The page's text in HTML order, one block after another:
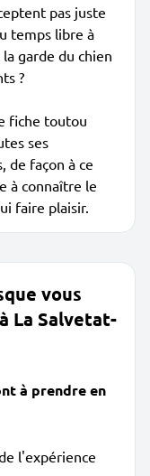
pas juste
temps libre à
garde du chien
?
fiche toutou
ses
de façon à ce
à connaître le
faire plaisir.
vous
La Salvetat-
à prendre en
l'expérience